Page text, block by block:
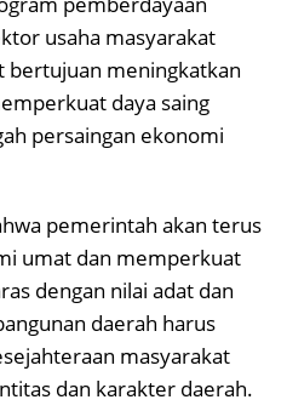
usaha masyarakat
bertujuan meningkatkan
daya saing
persaingan ekonomi
pemerintah akan terus
umat dan memperkuat
dengan nilai adat dan
daerah harus
masyarakat
dan karakter daerah.